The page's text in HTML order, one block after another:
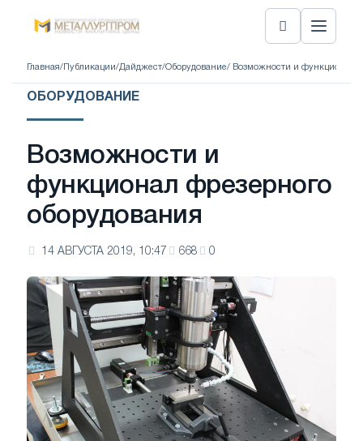
Главная/ Публикации/Дайджест/Оборудование/ Возможности и функционал
ОБОРУДОВАНИЕ
Возможности и
функционал фрезерного
оборудования
14 АВГУСТА 2019, 10:47 668 0